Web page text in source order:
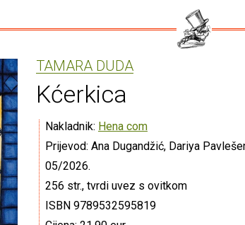
TAMARA DUDA
Kćerkica
Nakladnik: Hena com
Prijevod: Ana Dugandžić, Dariya
05/2026.
256 str., tvrdi uvez s ovitkom
ISBN 9789532595819